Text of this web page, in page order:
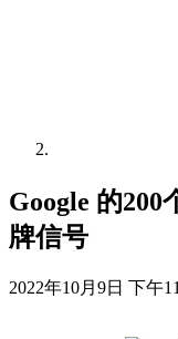
Google 的200
牌信号
2022年10月9日 下午